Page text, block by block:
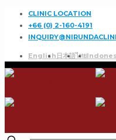
CLINIC LOCATION
+66 (0) 2-160-4191
English 日本語ไทย